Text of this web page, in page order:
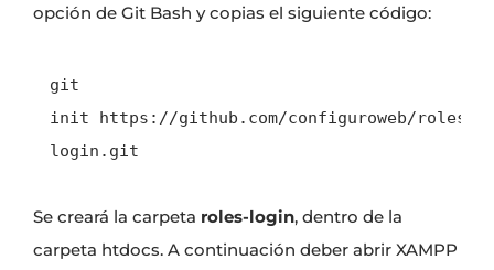
opción de Git Bash y copias el siguiente código:
git
init https://github.com/configuroweb/roles-
login.git
Se creará la carpeta roles-login, dentro de la
carpeta htdocs. A continuación deber abrir XAMPP